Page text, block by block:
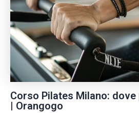
Corso Pilates Milano:
| Orangogo